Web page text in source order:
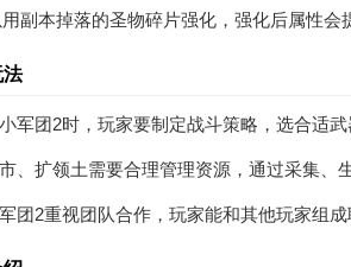
副本掉落的圣物碎片强化，强化后属性会
法
军团2时，玩家要制定战斗策略，选合适
、扩领土需要合理管理资源，通过采集、
团2重视团队合作，玩家能和其他玩家组